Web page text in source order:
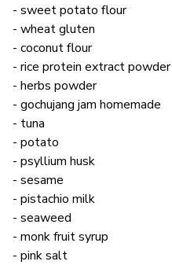
- sweet potato flour
- wheat gluten
- coconut flour
- rice protein extract powder
- herbs powder
- gochujang jam homemade
- tuna
- potato
- psyllium husk
- sesame
- pistachio milk
- seaweed
- monk fruit syrup
- pink salt